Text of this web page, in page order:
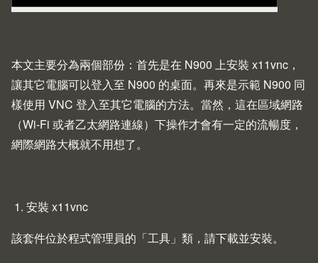
本文主要分為兩個部份：首先是在 N900 上安裝 x11vnc，
讓其它電腦可以登入至 N900 的桌面。再來是示範 N900 同
樣使用 VNC 登入至其它電腦的方法。當然，這在區域網路
（Wi-Fi 或者乙太網路連線）下操作才會有一定的流暢度，
網際網路大概就不用想了。
1. 安裝 x11vnc
該套件位於程式管理員的「工具」類，請下載並安裝。